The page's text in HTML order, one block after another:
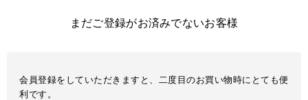
まだご登録がお済みでないお客様
会員登録をしていただきますと、二度目のお買い物時にとても便
利です。